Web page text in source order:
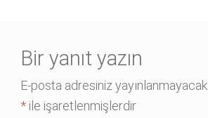
Bir yanıt yazın
E-posta adresiniz yayınlanmayacak.
* ile işaretlenmişlerdir